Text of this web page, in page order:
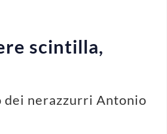
scintilla,
nerazzurri Antonio